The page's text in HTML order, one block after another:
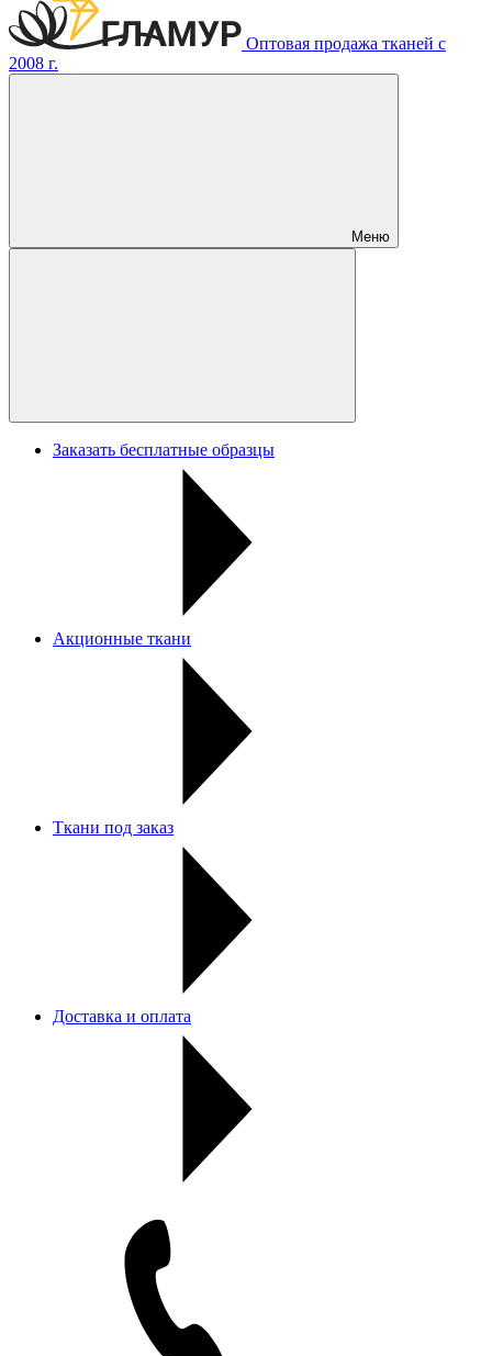
Оптовая продажа тканей с
2008 г.
Меню
Заказать бесплатные образцы
Акционные ткани
Ткани под заказ
Доставка и оплата